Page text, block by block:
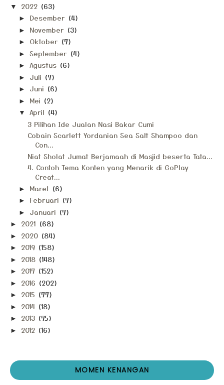
▼ 2022 (63)
► Desember (4)
► November (3)
► Oktober (7)
► September (4)
► Agustus (6)
► Juli (7)
► Juni (6)
► Mei (2)
▼ April (4)
3 Pilihan Ide Jualan Nasi Bakar Cumi
Cobain Scarlett Yordanian Sea Salt Shampoo dan
Con...
Niat Sholat Jumat Berjamaah di Masjid beserta Tata...
4. Contoh Tema Konten yang Menarik di GoPlay
Creat...
► Maret (6)
► Februari (7)
► Januari (7)
► 2021 (68)
► 2020 (84)
► 2019 (158)
► 2018 (148)
► 2017 (152)
► 2016 (202)
► 2015 (77)
► 2014 (18)
► 2013 (75)
► 2012 (16)
MOMEN KENANGAN